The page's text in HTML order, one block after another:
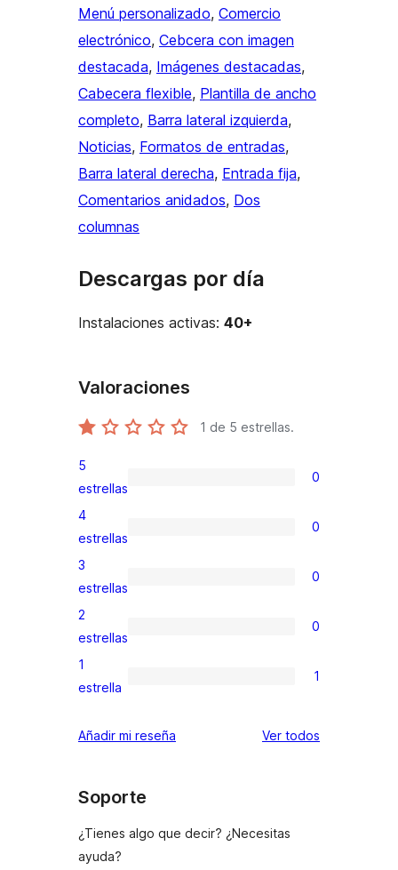
Menú personalizado, Comercio
electrónico, Cebcera con imagen
destacada, Imágenes destacadas
Cabecera flexible, Plantilla de ancho
completo, Barra lateral izquierda
Noticias, Formatos de entradas
Barra lateral derecha, Entrada fija
Comentarios anidados, Dos
columnas
Descargas por día
Instalaciones activas: 40+
Valoraciones
1 de 5 estrellas.
0
valoraciones
de
5
estrellas
0
0
valoraciones
de
4
estrellas
0
0
valoraciones
de
3
estrellas
0
0
valoraciones
de
estrellas
2
estrellas
0
1
de
1
estrella
1
Añadir mi reseña Ver todos
Soporte
¿Tienes algo que decir? ¿Necesitas
ayuda?